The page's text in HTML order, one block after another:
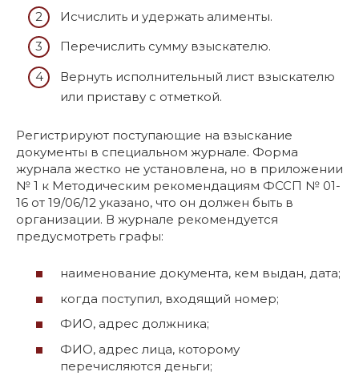
Исчислить и удержать алименты.
Перечислить сумму взыскателю.
Вернуть исполнительный лист взыскателю
или приставу с отметкой.
Регистрируют поступающие на взыскание
документы в специальном журнале. Форма
журнала жестко не установлена, но в приложении
№ 1 к Методическим рекомендациям ФССП № 01-
16 от 19/06/12 указано, что он должен быть в
организации. В журнале рекомендуется
предусмотреть графы:
наименование документа, кем выдан, дата;
когда поступил, входящий номер;
ФИО, адрес должника;
ФИО, адрес лица, которому
перечисляются деньги;